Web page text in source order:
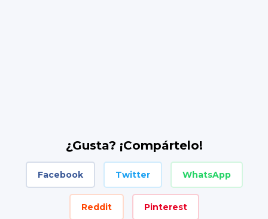
¿Gusta? ¡Compártelo!
Facebook Twitter WhatsApp
Reddit Pinterest